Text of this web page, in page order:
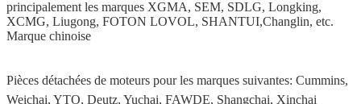
principalement les marques XGMA, SEM, SDLG, Longking,
XCMG, Liugong, FOTON LOVOL, SHANTUI,Changlin, etc.
Marque chinoise
Pièces détachées de moteurs pour les marques suivantes: Cummins,
Weichai, YTO, Deutz, Yuchai, FAWDE, Shangchai, Xinchai